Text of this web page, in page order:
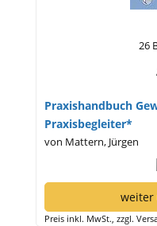
26
Praxishandbuch
Praxisbegleiter*
von Mattern, Jürgen
weiter
Preis inkl. MwSt., zzgl.